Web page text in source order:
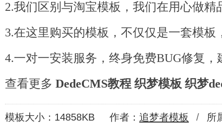
2.我们区别与淘宝模板，我们在用心做精
3.在这里购买的模板，不仅仅是一套模板
4.一对一安装服务，终身免费BUG修复，
查看更多 DedeCMS教程 织梦模板 织梦
模板大小：14858KB 作者： 追梦者模板 /
所